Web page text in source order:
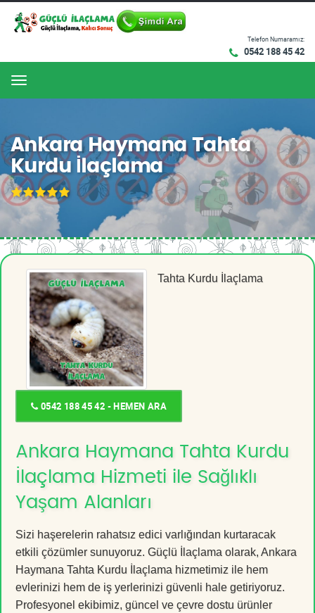
Telefon Numaramız:
0542 188 45 42
Menu
Ankara Haymana Tahta
Kurdu İlaçlama
Tahta Kurdu İlaçlama
0542 188 45 42 - HEMEN ARA
Ankara Haymana Tahta Kurdu
İlaçlama Hizmeti ile Sağlıklı
Yaşam Alanları
Sizi haşerelerin rahatsız edici varlığından kurtaracak
etkili çözümler sunuyoruz. Güçlü İlaçlama olarak, Ankara
Haymana Tahta Kurdu İlaçlama hizmetimiz ile hem
evlerinizi hem de iş yerlerinizi güvenli hale getiriyoruz.
Profesyonel ekibimiz, güncel ve çevre dostu ürünler